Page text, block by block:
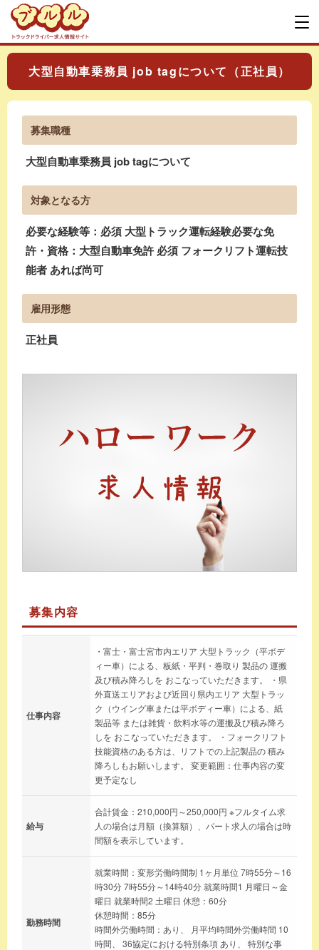
大型自動車乗務員 job tagについて（正社員）
募集職種
大型自動車乗務員 job tagについて
対象となる方
必要な経験等：必須 大型トラック運転経験必要な免
許・資格：大型自動車免許 必須 フォークリフト運転技
能者 あれば尚可
雇用形態
正社員
募集内容
仕事内容
・富士・富士宮市内エリア 大型トラック（平ボデ
ィー車）による、板紙・平判・巻取り 製品の 運搬
及び積み降ろしを おこなっていただきます。 ・県
外直送エリアおよび近回り県内エリア 大型トラッ
ク（ウイング車または平ボディー車）による、紙
製品等 または雑貨・飲料水等の運搬及び積み降ろ
しを おこなっていただきます。 ・フォークリフト
技能資格のある方は、リフトでの上記製品の 積み
降ろしもお願いします。 変更範囲：仕事内容の変
更予定なし
給与
合計賃金：210,000円～250,000円 ※フルタイム求
人の場合は月額（換算額）、パート求人の場合は時
間額を表示しています。
勤務時間
就業時間：変形労働時間制 1ヶ月単位 7時55分～16
時30分 7時55分～14時40分 就業時間1 月曜日～金
曜日 就業時間2 土曜日 休憩：60分
休憩時間：85分
時間外労働時間：あり、 月平均時間外労働時間 10
時間、 36協定における特別条項 あり、 特別な事